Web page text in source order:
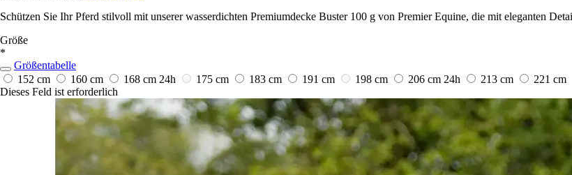
Schützen Sie Ihr Pferd stilvoll mit unserer wasserdichten Premiumdecke Buster 100 g von Premier Equine, die mit eleganten
Größe
*
Größentabelle
152 cm
160 cm 168 cm 24h 175 cm 183 cm 191 cm 198 cm 206 cm 24h 213 cm
221 cm
Dieses Feld ist erforderlich